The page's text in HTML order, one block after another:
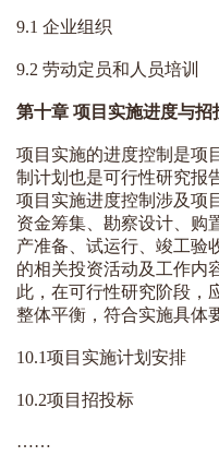
9.1 企业组织
9.2 劳动定员和人员培训
第十章 项目实施进度与招
项目实施的进度控制是项
制计划也是可行性研究报
项目实施进度控制涉及项
资金筹集、勘察设计、购
产准备、试运行、竣工验
的相关投资活动及工作内
此，在可行性研究阶段，
整体平衡，符合实施具体
10.1项目实施计划安排
10.2项目招投标
……